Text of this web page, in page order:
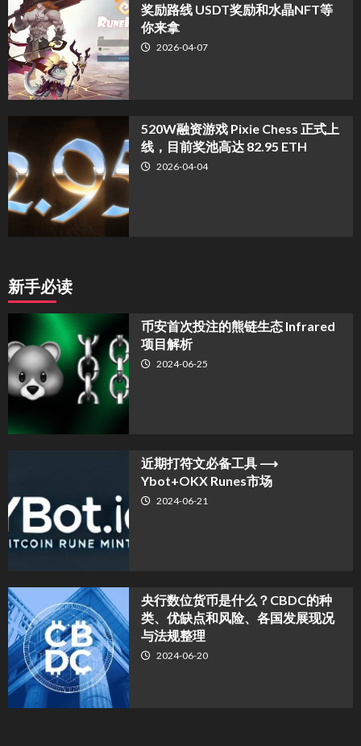
奖励路线 USDT奖励和水晶NFT等
你来拿
2026-04-07
520W融资游戏 Pixie Chess 正式上
线，目前奖池高达 82.95 ETH
2026-04-04
新手必读
币安首次投注的熊链生态 Infrared
项目解析
2024-06-25
近期打符文必备工具 ⟶
Ybot+OKX Runes市场
2024-06-21
央行数位货币是什么？CBDC的种
类、优缺点和风险、各国发展现况
与法规整理
2024-06-20